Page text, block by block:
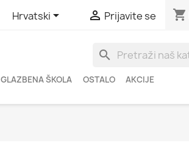
Hrvatski  Prijavite se shopping_cart
search
GLAZBENA ŠKOLA OSTALO AKCIJE